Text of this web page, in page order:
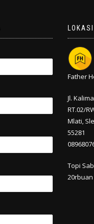
Father
Jl.
RT.02/
Mlati,
55281
Topi
20rbuan